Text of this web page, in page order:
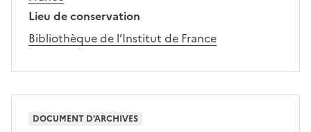
Lieu de conservation
Bibliothèque de l’Institut de France
DOCUMENT D'ARCHIVES